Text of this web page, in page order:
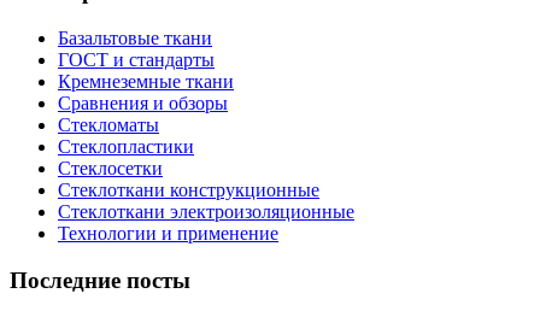
Базальтовые ткани
ГОСТ и стандарты
Кремнеземные ткани
Сравнения и обзоры
Стекломаты
Стеклопластики
Стеклосетки
Стеклоткани конструкционные
Стеклоткани электроизоляционные
Технологии и применение
Последние посты